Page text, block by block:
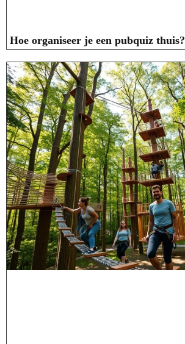
Hoe organiseer je een pubquiz thuis?